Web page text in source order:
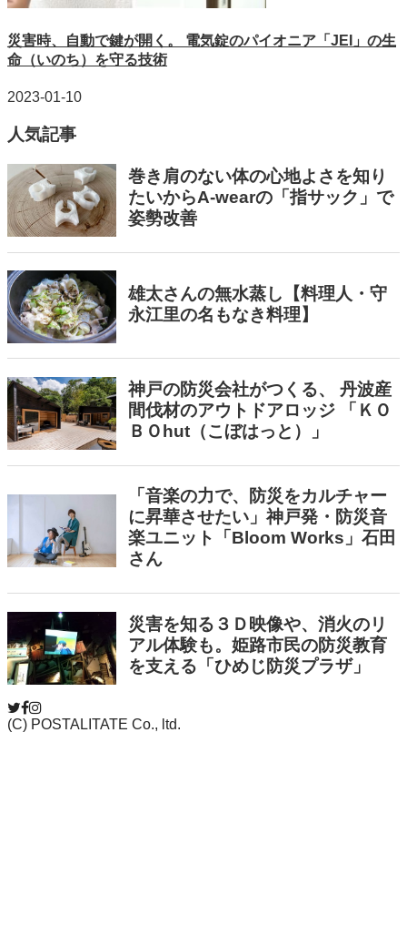
災害時、自動で鍵が開く。 電気錠のパイオニア「JEI」の生
命（いのち）を守る技術
2023-01-10
人気記事
(C) POSTALITATE Co., ltd.